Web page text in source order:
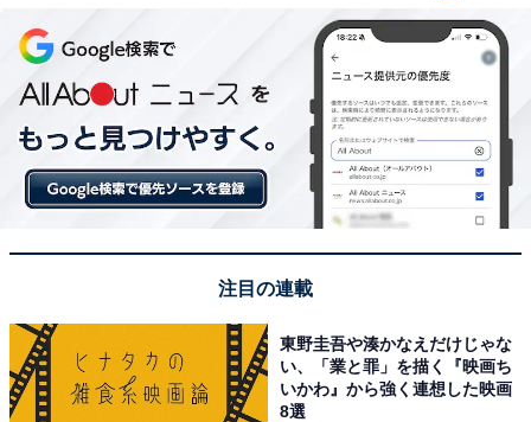
続いて多かったのは「清潔にしておく」。答えた人から
は、以下のようなコメントが寄せられました。
「ゴキブリが出ないように、生ごみは必ずその日のうち
に冷凍庫へ入れます。食べ物も放置せずしまいます（40
「ゴキブリとコバエ対策に水回りはできるだけ清潔にし
ています。（30代・女性）」
注目の連載
東野圭吾や湊かなえだけじゃな
い、「業と罪」を描く『映画ち
いかわ』から強く連想した映画
8選